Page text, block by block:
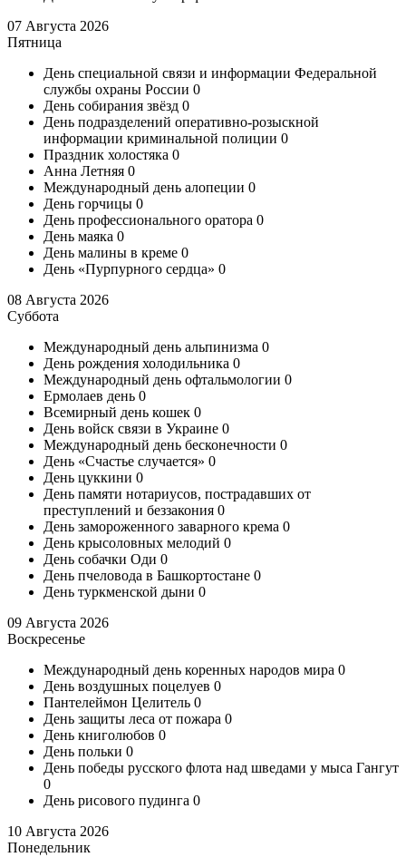
07 Августа 2026
Пятница
День специальной связи и информации Федеральной
службы охраны России 0
День собирания звёзд 0
День подразделений оперативно-розыскной
информации криминальной полиции 0
Праздник холостяка 0
Анна Летняя 0
Международный день алопеции 0
День горчицы 0
День профессионального оратора 0
День маяка 0
День малины в креме 0
День «Пурпурного сердца» 0
08 Августа 2026
Суббота
Международный день альпинизма 0
День рождения холодильника 0
Международный день офтальмологии 0
Ермолаев день 0
Всемирный день кошек 0
День войск связи в Украине 0
Международный день бесконечности 0
День «Счастье случается» 0
День цуккини 0
День памяти нотариусов, пострадавших от
преступлений и беззакония 0
День замороженного заварного крема 0
День крысоловных мелодий 0
День собачки Оди 0
День пчеловода в Башкортостане 0
День туркменской дыни 0
09 Августа 2026
Воскресенье
Международный день коренных народов мира 0
День воздушных поцелуев 0
Пантелеймон Целитель 0
День защиты леса от пожара 0
День книголюбов 0
День польки 0
День победы русского флота над шведами у мыса Гангут
0
День рисового пудинга 0
10 Августа 2026
Понедельник